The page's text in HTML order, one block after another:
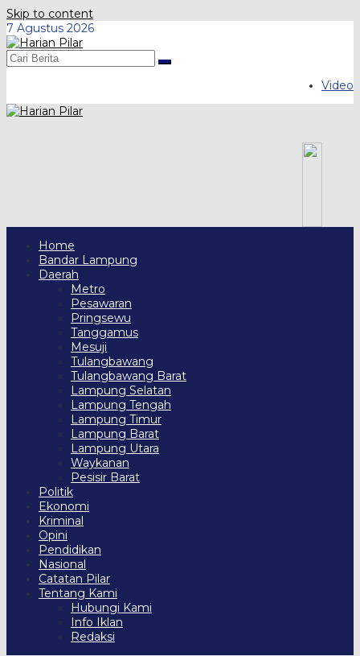
Skip to content
7 Agustus 2026
Video
Home
Bandar Lampung
Daerah
Metro
Pesawaran
Pringsewu
Tanggamus
Mesuji
Tulangbawang
Tulangbawang Barat
Lampung Selatan
Lampung Tengah
Lampung Timur
Lampung Barat
Lampung Utara
Waykanan
Pesisir Barat
Politik
Ekonomi
Kriminal
Opini
Pendidikan
Nasional
Catatan Pilar
Tentang Kami
Hubungi Kami
Info Iklan
Redaksi